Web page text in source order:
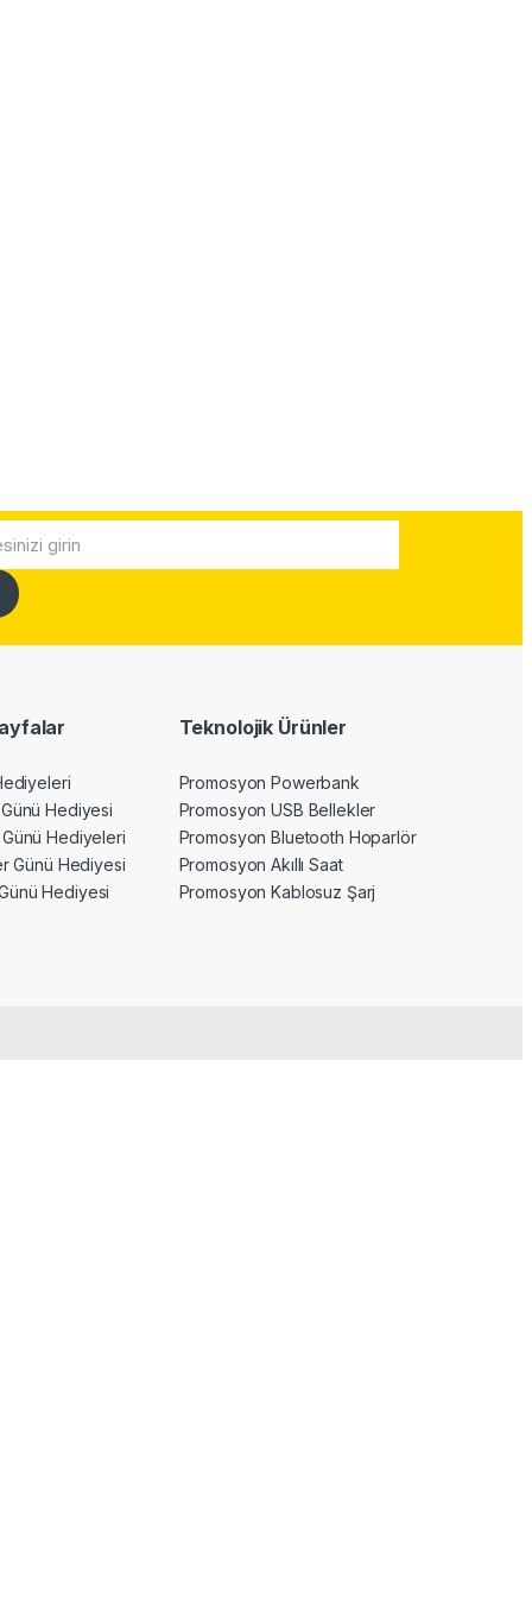
Hediyesi
Hediyeleri
Günü Hediyesi
Hediyesi
Teknolojik Ürünler
Promosyon Powerbank
Promosyon USB Bellekler
Promosyon Bluetooth Hoparlör
Promosyon Akıllı Saat
Promosyon Kablosuz Şarj